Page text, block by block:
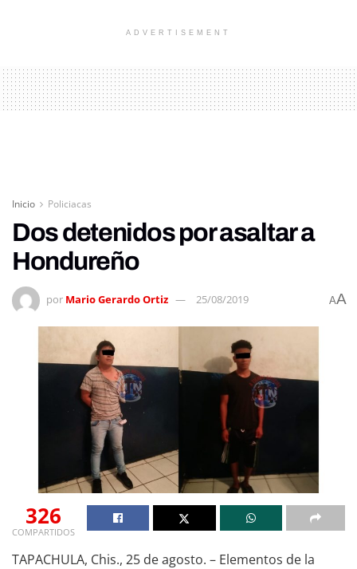
ADVERTISEMENT
Inicio Policiacas
Dos detenidos por asaltar a
Hondureño
por Mario Gerardo Ortiz 25/08/2019 AA
326
COMPARTIDOS
TAPACHULA, Chis., 25 de agosto. – Elementos de la